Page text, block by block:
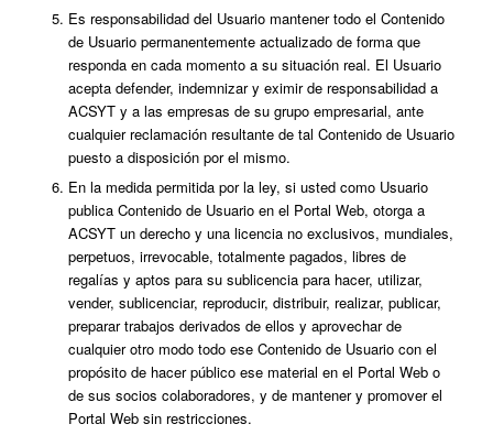
Es responsabilidad del Usuario mantener todo el Contenido
de Usuario permanentemente actualizado de forma que
responda en cada momento a su situación real. El Usuario
acepta defender, indemnizar y eximir de responsabilidad a
ACSYT y a las empresas de su grupo empresarial, ante
cualquier reclamación resultante de tal Contenido de Usuario
puesto a disposición por el mismo.
En la medida permitida por la ley, si usted como Usuario
publica Contenido de Usuario en el Portal Web, otorga a
ACSYT un derecho y una licencia no exclusivos, mundiales,
perpetuos, irrevocable, totalmente pagados, libres de
regalías y aptos para su sublicencia para hacer, utilizar,
vender, sublicenciar, reproducir, distribuir, realizar, publicar,
preparar trabajos derivados de ellos y aprovechar de
cualquier otro modo todo ese Contenido de Usuario con el
propósito de hacer público ese material en el Portal Web o
de sus socios colaboradores, y de mantener y promover el
Portal Web sin restricciones.